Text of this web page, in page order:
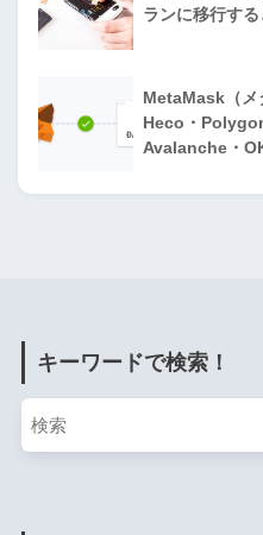
ランに移行す
MetaMask（メ
Heco・
Avalanche・
キーワードで検索！